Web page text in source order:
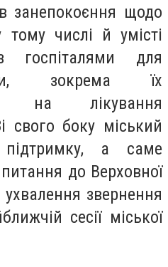
занепокоєння щодо
тому числі й умісті
госпіталями для
зокрема їх
на лікування
свого боку міський
підтримку, а саме
до Верховної
ухвалення звернення
сесії міської